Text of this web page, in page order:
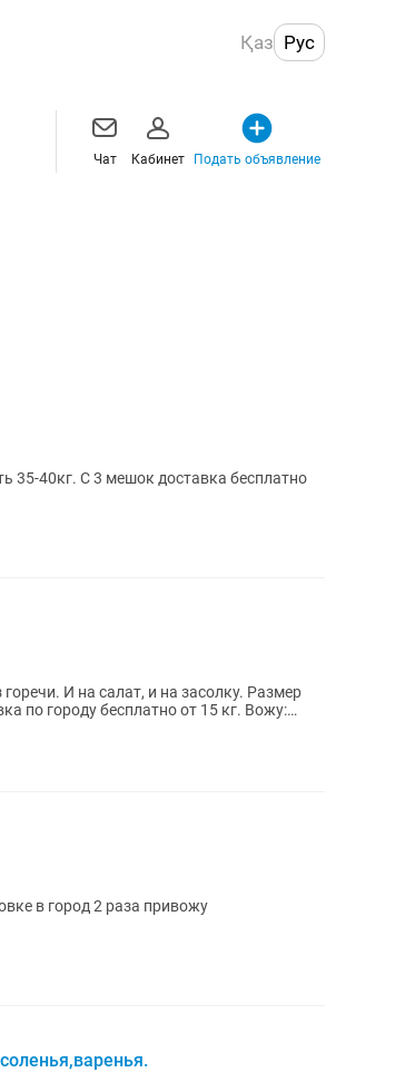
Қаз Рус
Чат Кабинет Подать объявление
35-40кг. С 3 мешок доставка бесплатно
Размер
в город 2 раза привожу